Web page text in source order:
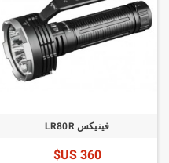
فينيكس LR80R
360 US$